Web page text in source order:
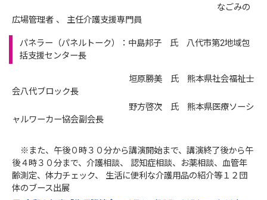
なごみの
広場管理者 、 主任介護支援専門員
パネラー（パネルトーク）：中島邦子 氏 八代市第2地域包
括支援センター長
垣原勝美 氏 熊本県社会福祉士
会八代ブロック長
野方啓次 氏 熊本県医療ソーシ
ャルワーカー協会副会長
※また、午後０時３０分から講演開始まで、講演終了後から午
後４時３０分まで、介護相談、 認知症相談、お薬相談、血管年
齢測定、体力チェック、 生活に便利な介護用品の紹介等１２団
体のブース出展